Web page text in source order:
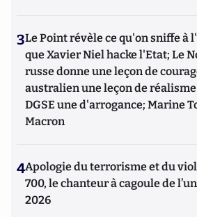
3Le Point révèle ce qu'on sniffe à
que Xavier Niel hacke l'Etat; Le
russe donne une leçon de
australien une leçon de
DGSE une d'arrogance; Marine
Macron
4Apologie du terrorisme et du
700, le chanteur à cagoule de
2026